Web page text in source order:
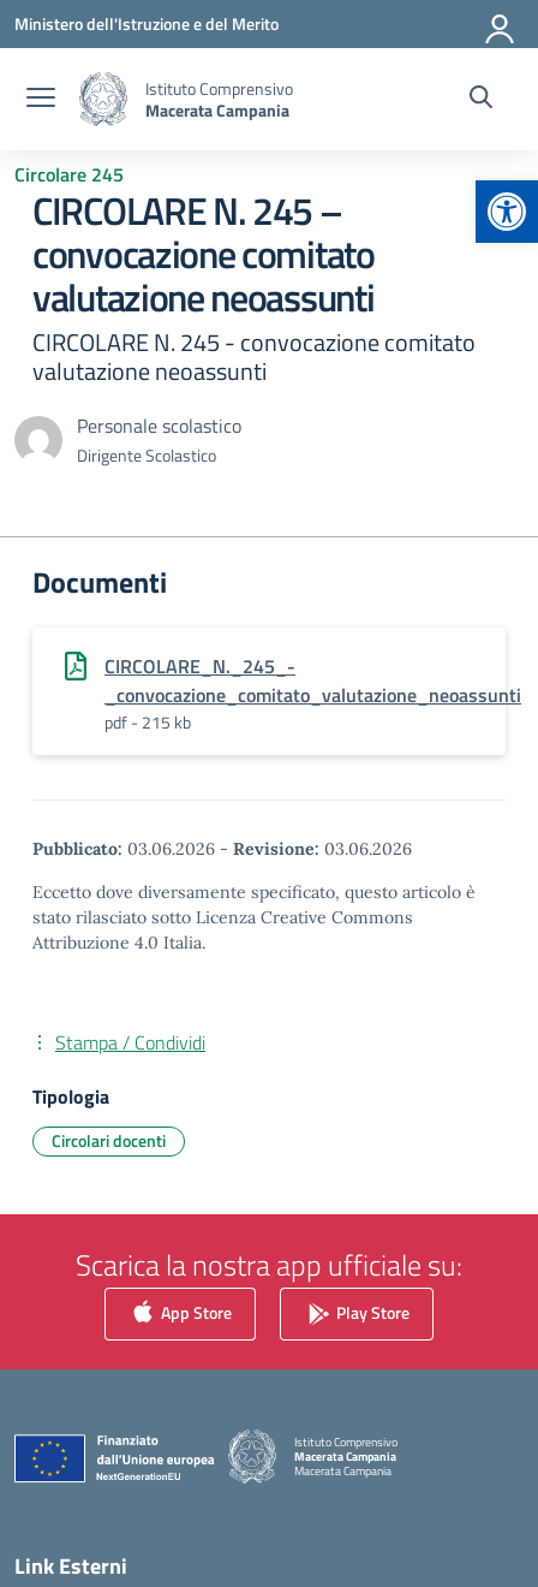
Vai ai contenuti
Vai al menu di navigazione
Vai al footer
Ministero dell'Istruzione e del Merito
Istituto Comprensivo
Macerata Campania
Circolare 245
CIRCOLARE N. 245 –
convocazione comitato
valutazione neoassunti
CIRCOLARE N. 245 - convocazione comitato
valutazione neoassunti
Personale scolastico
Dirigente Scolastico
Documenti
CIRCOLARE_N._245_-
_convocazione_comitato_valutazione_neoassunti
pdf - 215 kb
Pubblicato: 03.06.2026 - Revisione: 03.06.2026
Eccetto dove diversamente specificato, questo articolo è
stato rilasciato sotto Licenza Creative Commons
Attribuzione 4.0 Italia.
Stampa / Condividi
Tipologia
Circolari docenti
Scarica la nostra app ufficiale su:
App Store Play Store
Istituto Comprensivo
Macerata Campania
Macerata Campania
— Visita la pagina iniziale della scuola
Link Esterni